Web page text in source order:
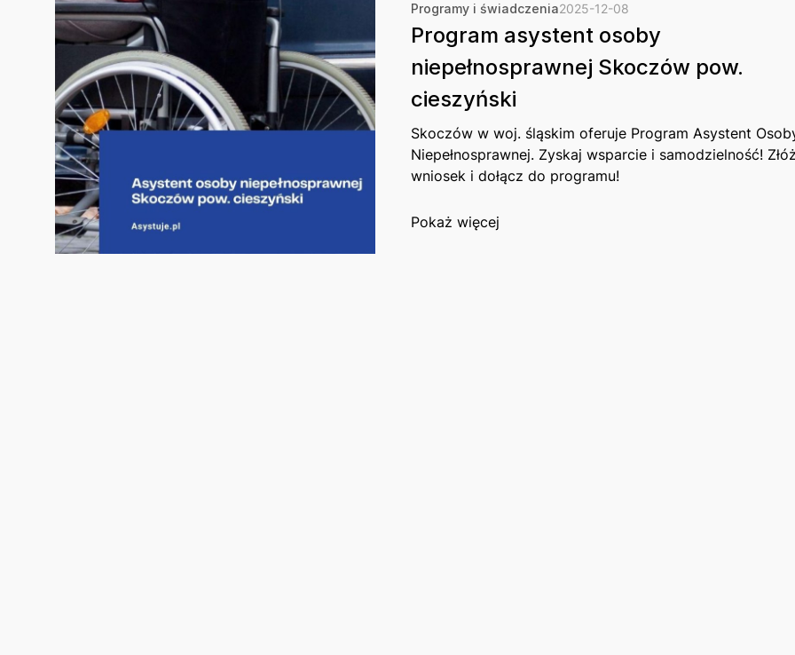
Programy i świadczenia2025-12-08
Program asystent osoby
niepełnosprawnej Skoczów pow.
cieszyński
Skoczów w woj. śląskim oferuje Program Asystent
Niepełnosprawnej. Zyskaj wsparcie i samodzielność!
wniosek i dołącz do programu!
Pokaż więcej